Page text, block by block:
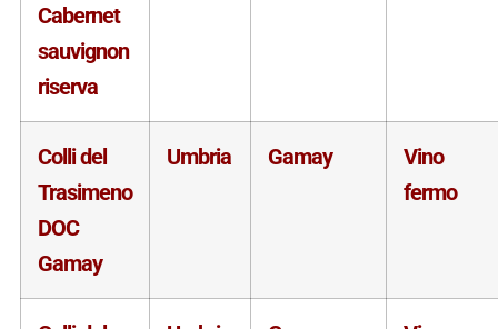
Cabernet
sauvignon
riserva
Colli del
Trasimeno
DOC
Gamay
Umbria Gamay
Vino
fermo